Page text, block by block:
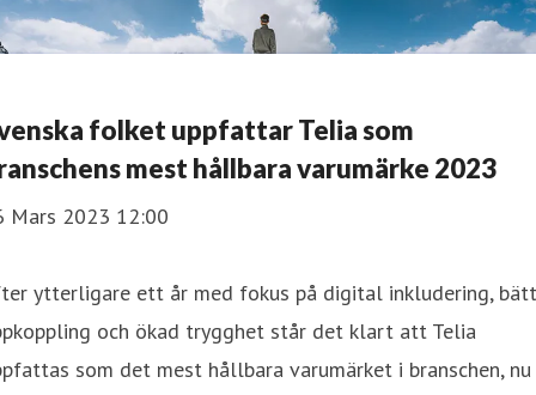
folket uppfattar Telia som
mest hållbara varumärke 2023
Mars 2023 12:00
ytterligare ett år med fokus på digital inkludering,
och ökad trygghet står det klart att Telia
som det mest hållbara varumärket i branschen, nu